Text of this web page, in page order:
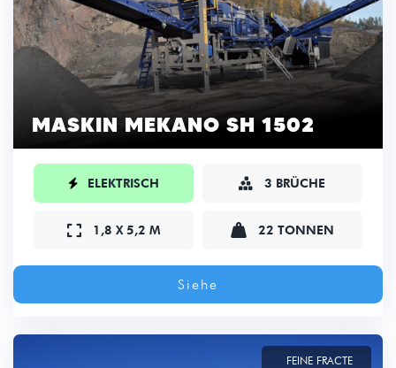
MASKIN MEKANO SH 1502
 ELEKTRISCH  3 BRÜCHE
 1,8 X 5,2 M  22 TONNEN
Siehe
FEINE FRACTE